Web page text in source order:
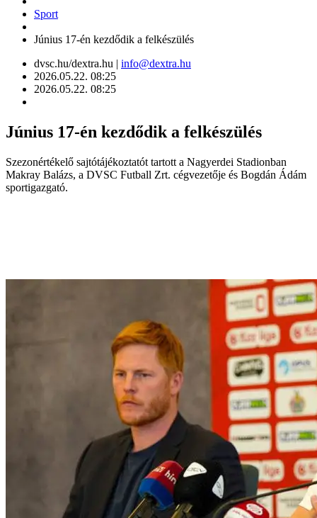
Sport
Június 17-én kezdődik a felkészülés
dvsc.hu/dextra.hu | info@dextra.hu
2026.05.22. 08:25
2026.05.22. 08:25
Június 17-én kezdődik a felkészülés
Szezonértékelő sajtótájékoztatót tartott a Nagyerdei Stadionban
Makray Balázs, a DVSC Futball Zrt. cégvezetője és Bogdán Ádám
sportigazgató.